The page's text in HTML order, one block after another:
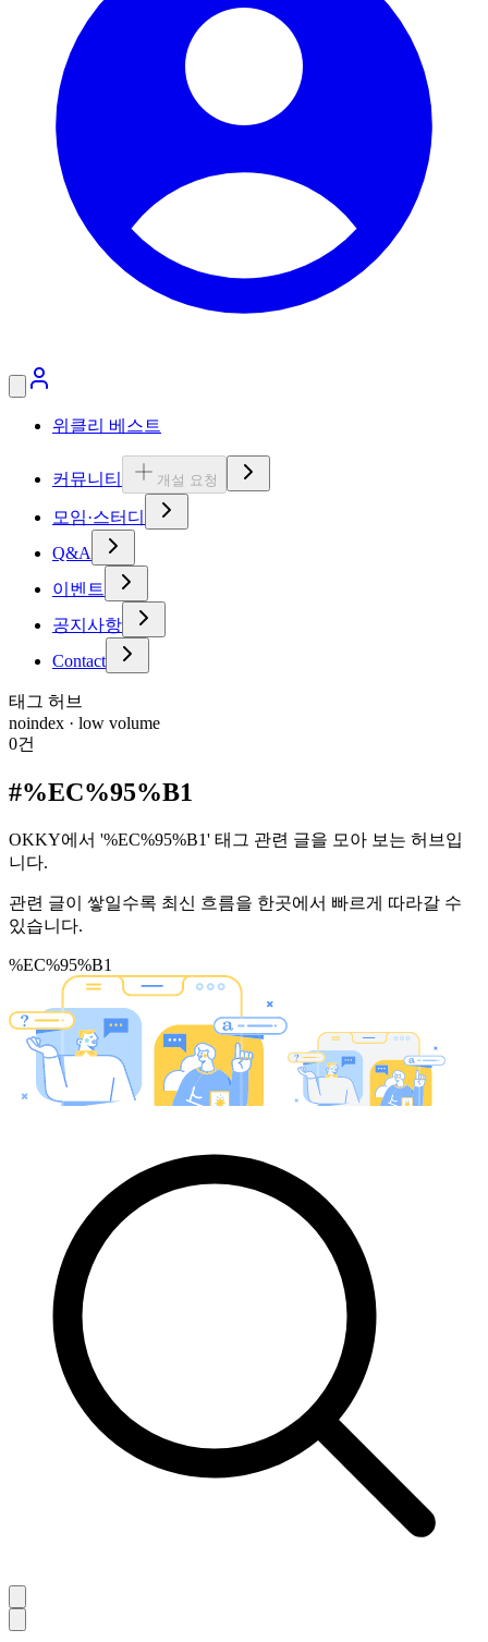
위클리 베스트
커뮤니티 개설 요청
모임·스터디
Q&A
이벤트
공지사항
Contact
태그 허브
noindex · low volume
0건
#%EC%95%B1
OKKY에서 '%EC%95%B1' 태그 관련 글을 모아 보는 허브입
니다.
관련 글이 쌓일수록 최신 흐름을 한곳에서 빠르게 따라갈 수
있습니다.
%EC%95%B1